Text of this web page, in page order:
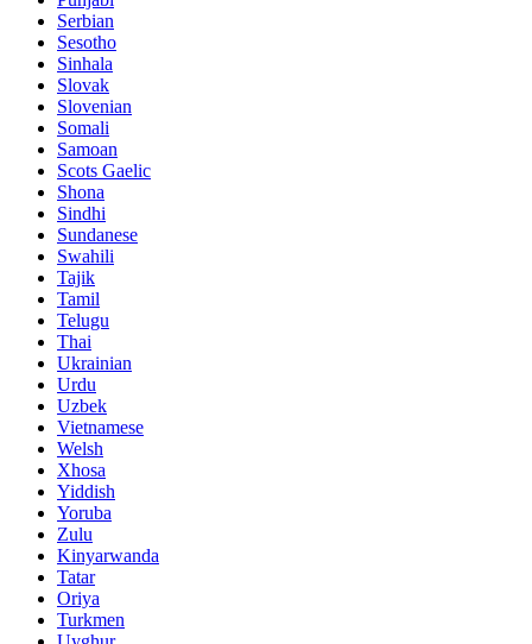
Serbian
Sesotho
Sinhala
Slovak
Slovenian
Somali
Samoan
Scots Gaelic
Shona
Sindhi
Sundanese
Swahili
Tajik
Tamil
Telugu
Thai
Ukrainian
Urdu
Uzbek
Vietnamese
Welsh
Xhosa
Yiddish
Yoruba
Zulu
Kinyarwanda
Tatar
Oriya
Turkmen